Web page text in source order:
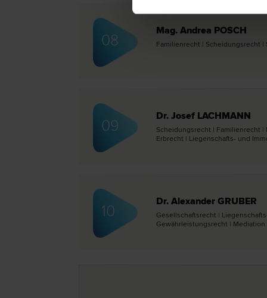
08
Mag. Andrea POSCH
Familien­recht | Scheidungs­recht |
09
Dr. Josef LACHMANN
Scheidungs­recht | Familien­recht
Erb­recht | Liegenschafts- und
10
Dr. Alexander GRUBER
Gesellschafts­recht |
Gewährleistungs­recht | Mediation